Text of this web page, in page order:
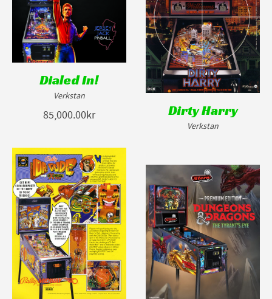
Dialed In!
Verkstan
85,000.00kr Dirty Harry
Verkstan